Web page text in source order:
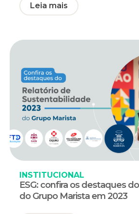
Leia mais
INSTITUCIONAL
ESG: confira os destaques
do Grupo Marista em 2023